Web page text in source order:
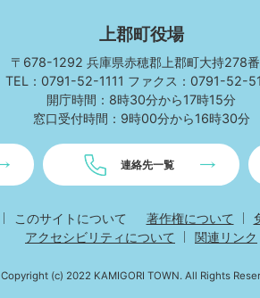
上郡町役場
〒678-1292 兵庫県赤穂郡上郡町大持278
TEL：0791-52-1111 ファクス：0791-52-
開庁時間：8時30分から17時15分
窓口受付時間：9時00分から16時30分
連絡先一覧
このサイトについて 著作権について
アクセシビリティについて
関連リンク
Copyright (c) 2022 KAMIGORI TOWN. All Rights